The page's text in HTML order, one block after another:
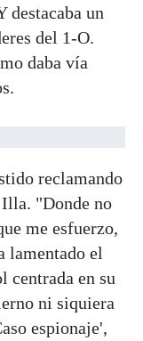
destacaba un
del 1-O.
daba vía
reclamando
"Donde no
me esfuerzo,
lamentado el
centrada en su
ni siquiera
espionaje',